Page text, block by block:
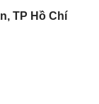
TP Hồ Chí